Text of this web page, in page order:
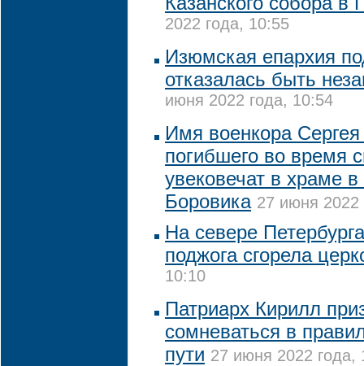
2022 года, 10:55
Изюмская епархия
отказалась быть
июня 2022 года, 10:54
Имя военкора
погибшего во время
увековечат в храме
Боровика 27 июня 2022
На севере
поджога сгорела
10:10
Патриарх Кирилл
сомневаться в
пути 27 июня 2022 года,